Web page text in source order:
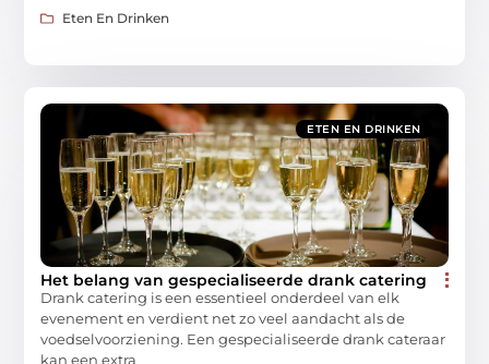
Eten En Drinken
ETEN EN DRINKEN
Het belang van gespecialiseerde drank catering
Drank catering is een essentieel onderdeel van elk
evenement en verdient net zo veel aandacht als de
voedselvoorziening. Een gespecialiseerde drank cateraar
kan een extra